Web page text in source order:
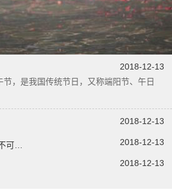
2018-12-13
，是我国传统节日，又称端阳节、午日
2018-12-13
可… 2018-12-13
2018-12-13